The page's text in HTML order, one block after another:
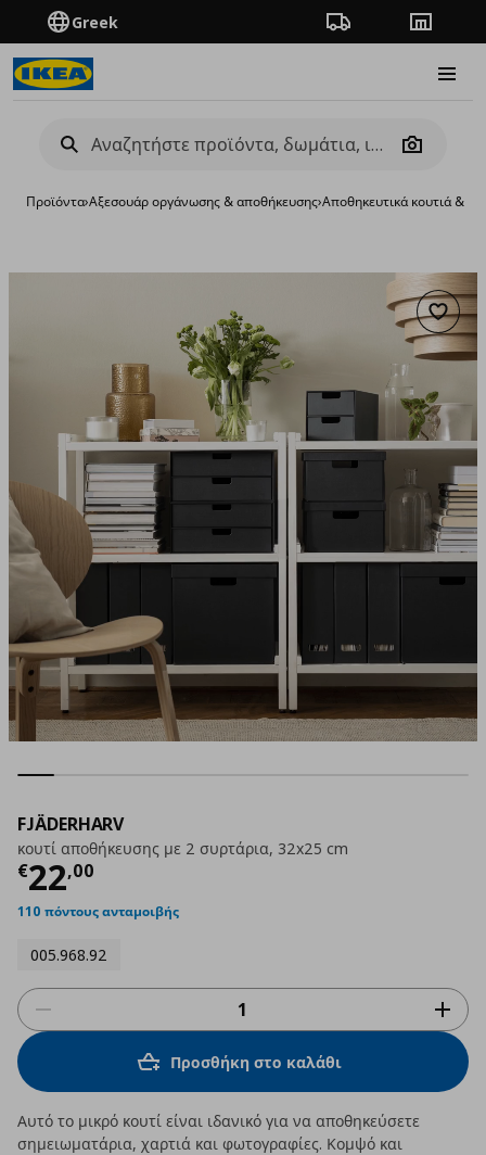
Greek Πορεία παραγγελίας
Camera
Προϊόντα›Aξεσουάρ οργάνωσης & αποθήκευσης›Αποθηκευτικά κουτιά &
FJÄDERHARV
κουτί αποθήκευσης με 2 συρτάρια, 32x25 cm
€22,00
Τρέχουσα τιμή
110 πόντους ανταμοιβής
005.968.92
Προσθήκη στο καλάθι
Αυτό το μικρό κουτί είναι ιδανικό για να αποθηκεύσετε
σημειωματάρια, χαρτιά και φωτογραφίες. Κομψό και